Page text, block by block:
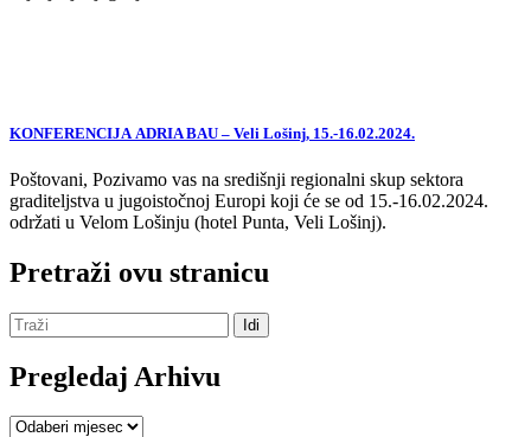
KONFERENCIJA ADRIA BAU – Veli Lošinj, 15.-16.02.2024.
Poštovani, Pozivamo vas na središnji regionalni skup sektora
graditeljstva u jugoistočnoj Europi koji će se od 15.-16.02.2024.
održati u Velom Lošinju (hotel Punta, Veli Lošinj).
Pretraži ovu stranicu
Pregledaj Arhivu
Pregledaj